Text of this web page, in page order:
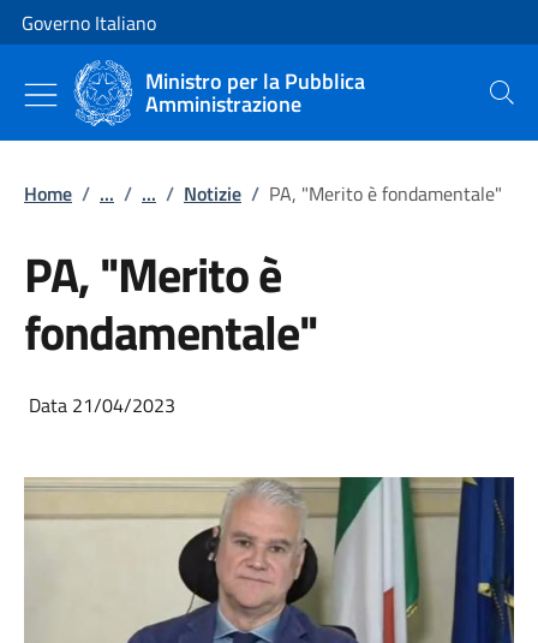
Vai al contenuto
Vai alla navigazione del sito
Governo Italiano
Ministro per la Pubblica
Amministrazione Cerca
Home / ... / ... / Notizie / PA, "Merito è fondamentale"
PA, "Merito è
fondamentale"
Data 21/04/2023